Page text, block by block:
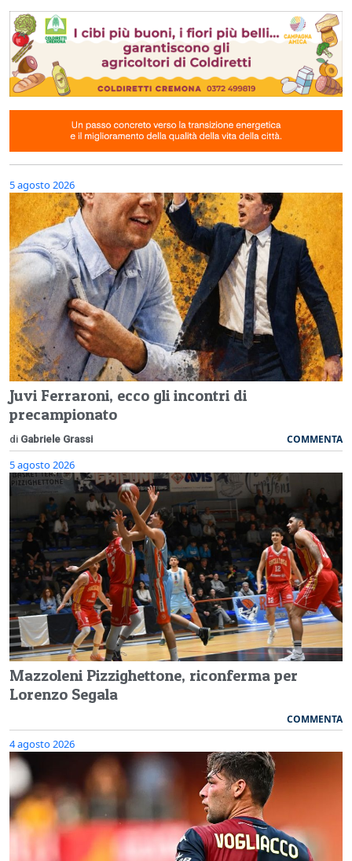
5 agosto 2026
Juvi Ferraroni, ecco gli incontri di
precampionato
di Gabriele Grassi COMMENTA
5 agosto 2026
Mazzoleni Pizzighettone, riconferma per
Lorenzo Segala
COMMENTA
4 agosto 2026